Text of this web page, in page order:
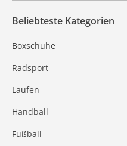
Beliebteste Kategorien
Boxschuhe
Radsport
Laufen
Handball
Fußball